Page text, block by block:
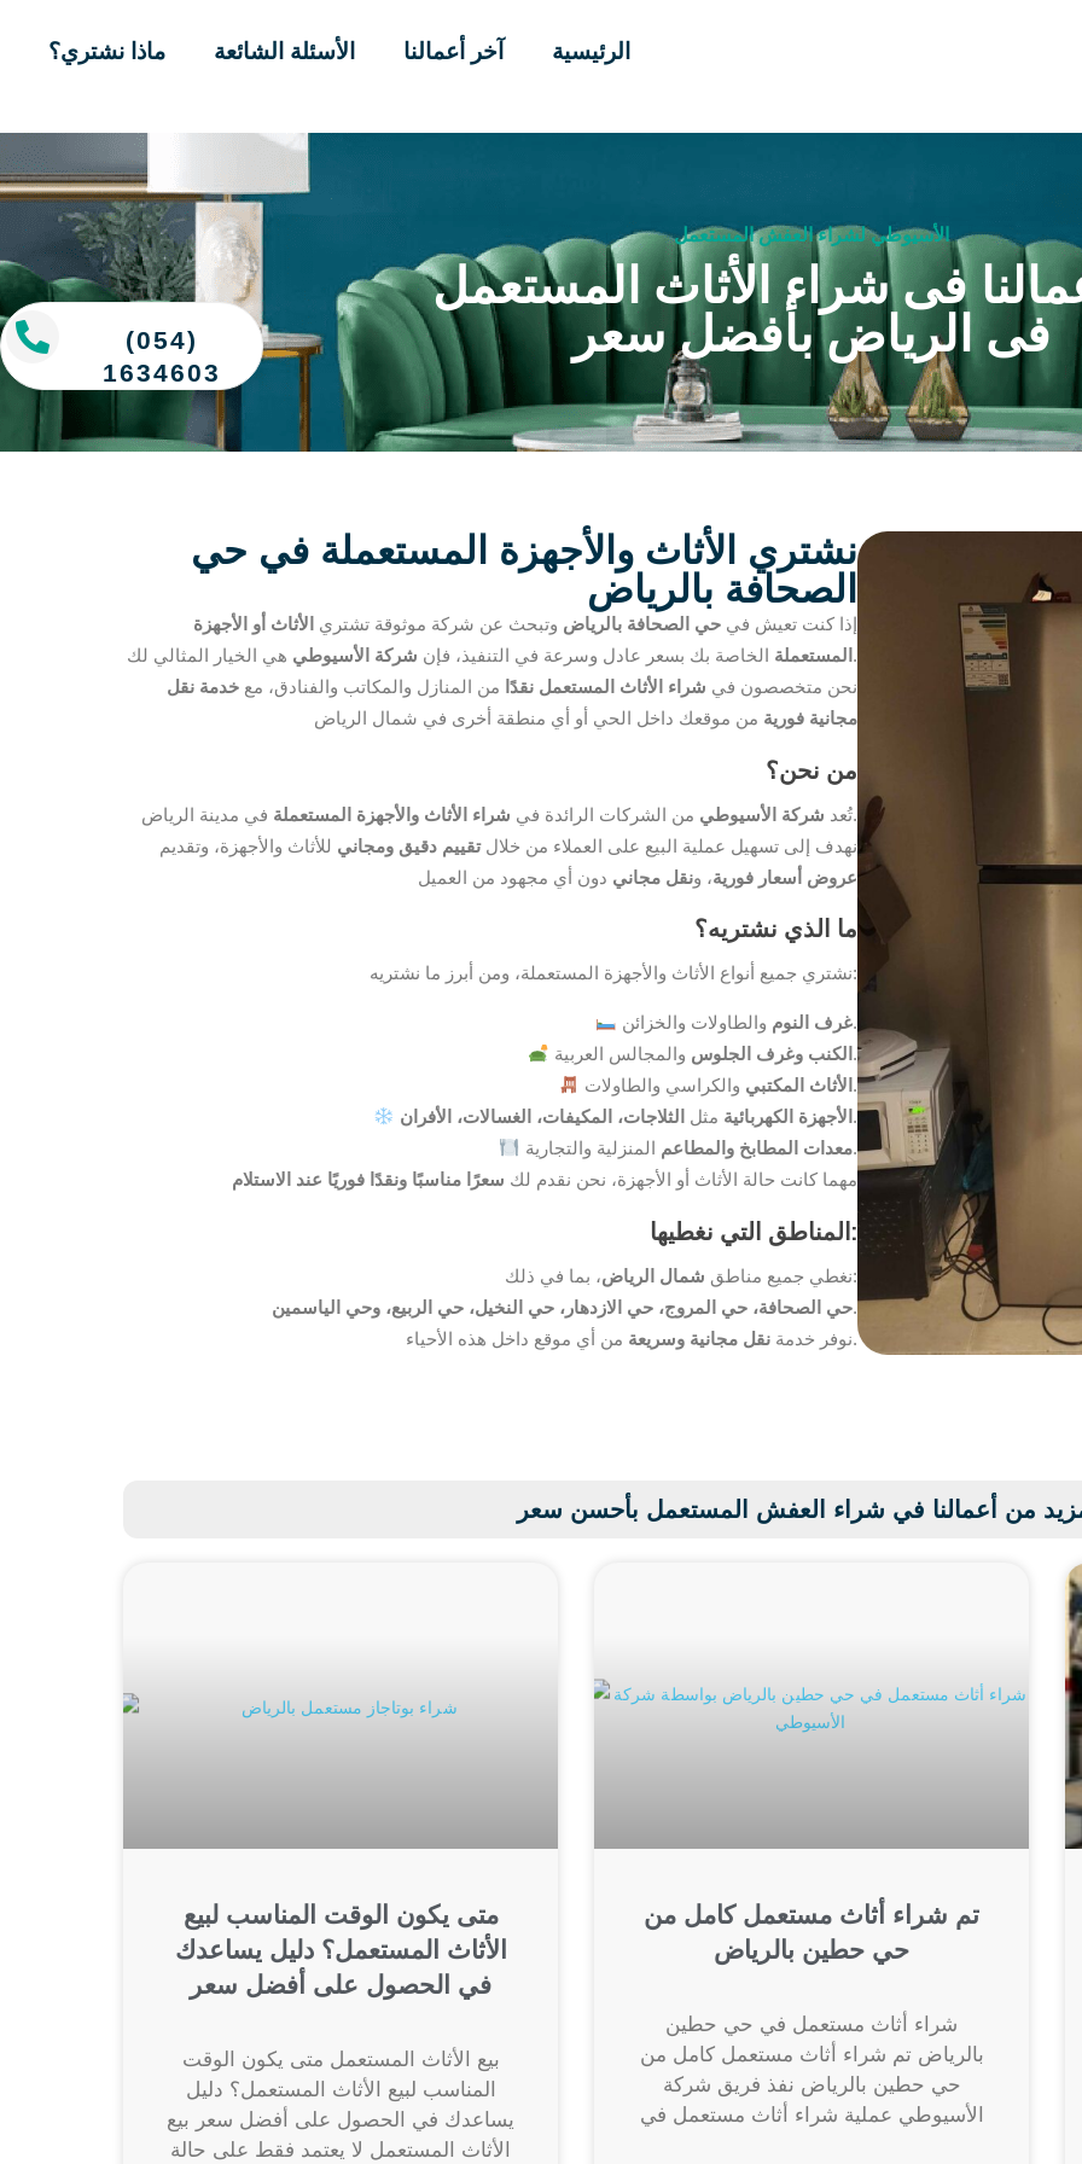
ماذا نشتري؟ الأسئلة الشائعة آخر أعمالنا الرئيسية
الأسيوطي لشراء العفش المستعمل
فى شراء الأثاث المستعمل
فى الرياض بأفضل سعر
نشتري الأثاث والأجهزة المستعملة في حي
الصحافة بالرياض
إذا كنت تعيش فيحي الصحافة بالرياض وتبحث عن شركة موثوقة تشتري الأثاث أو الأجهزة
المستعملة الخاصة بك بسعر عادل وسرعة في التنفيذ، فإن شركة الأسيوطي
هي الخيار المثالي لك.
نحن متخصصون في شراء الأثاث المستعمل نقدًا من المنازل والمكاتب والفنادق، معخدمة نقل
مجانية فورية من موقعك داخل الحي أو أي منطقة أخرى في شمال الرياض
من نحن؟
تُعد شركة الأسيوطي من الشركات الرائدة في شراء الأثاث والأجهزة المستعملة
في مدينة الرياض.
نهدف إلى تسهيل عملية البيع على العملاء من خلالتقييم دقيق ومجاني للأثاث والأجهزة، وتقديم
عروض أسعار فورية، ونقل مجاني دون أي مجهود من العميل
ما الذي نشتريه؟
نشتري جميع أنواع الأثاث والأجهزة المستعملة، ومن أبرز ما نشتريه:
غرف النوموالطاولات والخزائن.
الكنب وغرف الجلوس والمجالس العربية.
الأثاث المكتبي والكراسي والطاولات.
الأجهزة الكهربائية مثل الثلاجات، المكيفات، الغسالات، الأفران
.
معدات المطابخ والمطاعمالمنزلية والتجارية.
مهما كانت حالة الأثاث أو الأجهزة، نحن نقدم لك سعرًا مناسبًا ونقدًا فوريًا عند الاستلام
المناطق التي نغطيها:
نغطي جميع مناطق شمال الرياض
، بما في ذلك:
حي الصحافة، حي المروج، حي الازدهار، حي النخيل، حي الربيع، وحي الياسمين.
نوفر خدمةنقل مجانية وسريعة من أي موقع داخل هذه الأحياء.
من أعمالنا في شراء العفش المستعمل بأحسن سعر
متى يكون الوقت المناسب لبيع
الأثاث المستعمل؟ دليل يساعدك
في الحصول على أفضل سعر
بيع الأثاث المستعمل متى يكون الوقت
المناسب لبيع الأثاث المستعمل؟ دليل
يساعدك في الحصول على أفضل سعر بيع
الأثاث المستعمل لا يعتمد فقط على حالة
تم شراء أثاث مستعمل كامل من
حي حطين بالرياض
شراء أثاث مستعمل في حي حطين
بالرياض تم شراء أثاث مستعمل كامل من
حي حطين بالرياض نفذ فريق شركة
الأسيوطي عملية شراء أثاث مستعمل في
(054)
1634603